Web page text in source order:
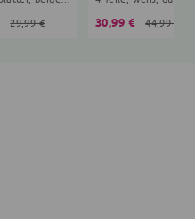
29,99 € 30,99 € 44,99 €